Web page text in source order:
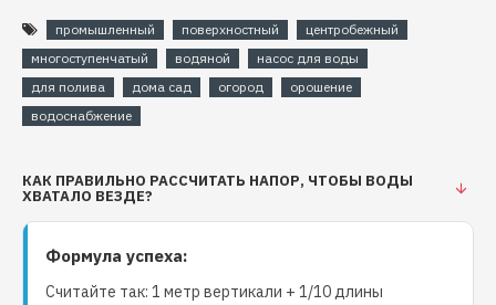
114 метров. Такая производительность обеспечивает
быстрое и эффективное перекачивание жидкостей.
Насос AQUATICA LEO 3.0 LVR1-19 (7710153) изготовлен
из высококачественных материалов, включая
нержавеющую сталь. Это обеспечивает
важно для работы в агрессивной среде.
Основные данные
Торговая марка: Leo
Гарантия: 24 месяца
промышленный поверхностный
центробежный
многоступенчатый
водяной
насос для воды
для полива
дома сад огород
орошение
водоснабжение
КАК ПРАВИЛЬНО РАССЧИТАТЬ НАПОР, ЧТОБЫ ВОДЫ
ХВАТАЛО ВЕЗДЕ?
Формула успеха:
Считайте так: 1 метр вертикали + 1/10 длины